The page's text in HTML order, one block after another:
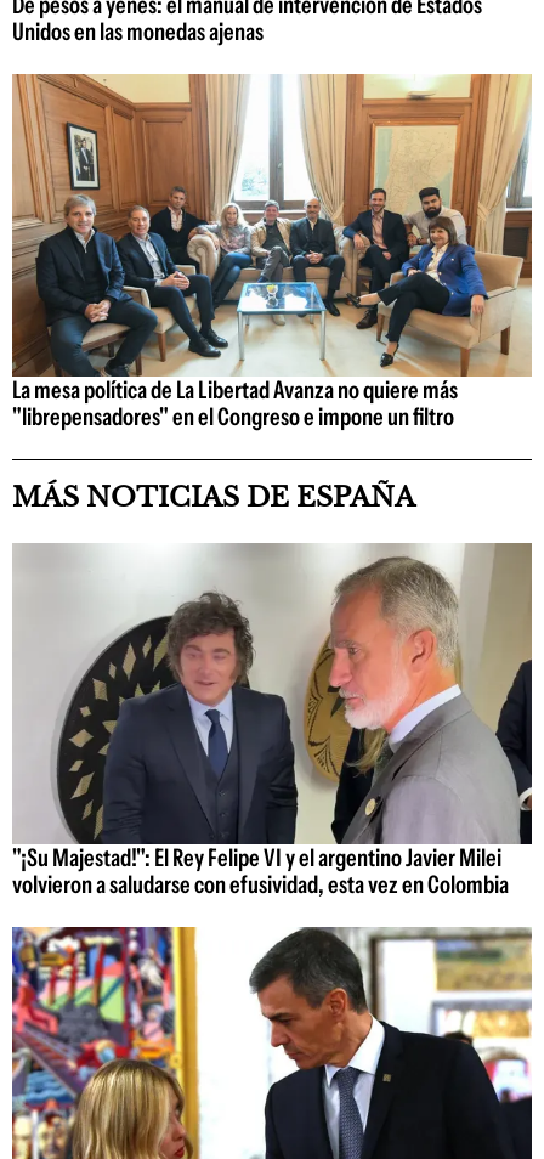
Unidos en las monedas ajenas
La mesa política de La Libertad Avanza no quiere más
"librepensadores" en el Congreso e impone un filtro
MÁS NOTICIAS DE ESPAÑA
"¡Su Majestad!": El Rey Felipe VI y el argentino Javier Milei
volvieron a saludarse con efusividad, esta vez en Colombia